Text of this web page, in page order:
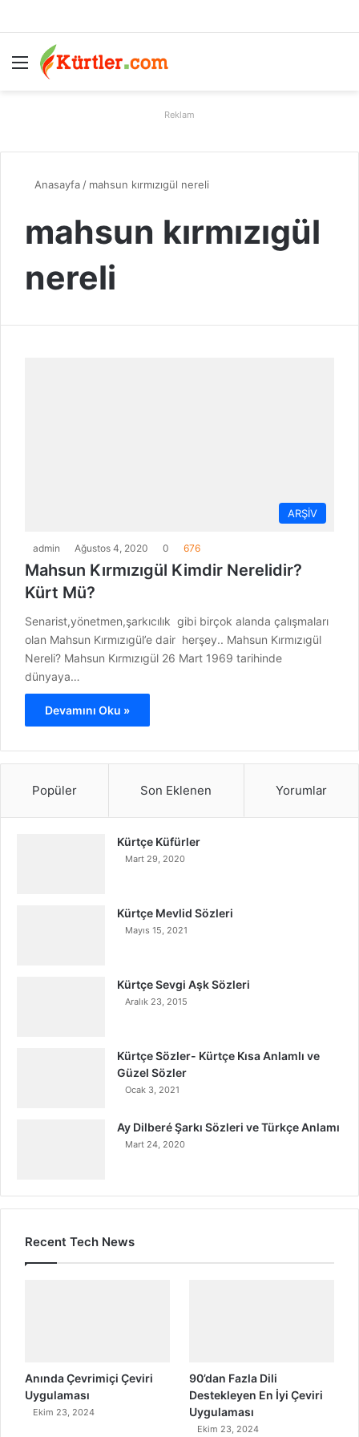
Menü
Reklam
Anasayfa / mahsun kırmızıgül nereli
mahsun kırmızıgül
nereli
ARŞİV
admin Ağustos 4, 2020 0 676
Mahsun Kırmızıgül Kimdir Nerelidir?
Kürt Mü?
Senarist,yönetmen,şarkıcılık gibi birçok alanda çalışmaları
olan Mahsun Kırmızıgül’e dair herşey.. Mahsun Kırmızıgül
Nereli? Mahsun Kırmızıgül 26 Mart 1969 tarihinde
dünyaya…
Devamını Oku »
Popüler Son Eklenen Yorumlar
Kürtçe Küfürler
Mart 29, 2020
Kürtçe Mevlid Sözleri
Mayıs 15, 2021
Kürtçe Sevgi Aşk Sözleri
Aralık 23, 2015
Kürtçe Sözler- Kürtçe Kısa Anlamlı ve
Güzel Sözler
Ocak 3, 2021
Ay Dilberé Şarkı Sözleri ve Türkçe Anlamı
Mart 24, 2020
Recent Tech News
Anında Çevrimiçi Çeviri
Uygulaması
Ekim 23, 2024
90’dan Fazla Dili
Destekleyen En İyi Çeviri
Uygulaması
Ekim 23, 2024